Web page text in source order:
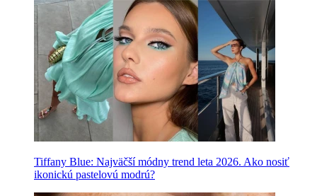
Tiffany Blue: Najväčší módny trend leta 2026. Ako nosiť
ikonickú pastelovú modrú?